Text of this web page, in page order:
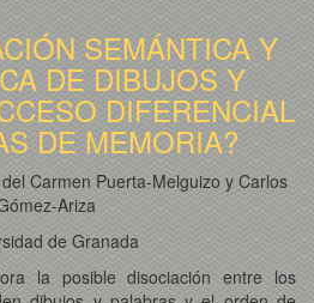
SEMÁNTICA Y
DE DIBUJOS Y
DIFERENCIAL
DE MEMORIA?
Carmen Puerta-Melguizo y Carlos
Ariza
de Granada
la posible disociación entre los